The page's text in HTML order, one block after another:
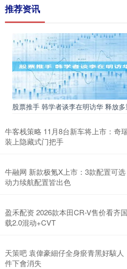
推荐资讯
股票推手 韩学者谈李在明访华 释放
牛客栈策略 11月8台新车将上市：奇
装上隐藏式门把手
牛融网 新款极氪X上市：3款配置可
动力续航配置皆出色
盈禾配资 2026款本田CR-V售价看齐
载2.0混动+CVT
天策吧 袁偉豪細仔全身瘀青黑好駭
件下會消失